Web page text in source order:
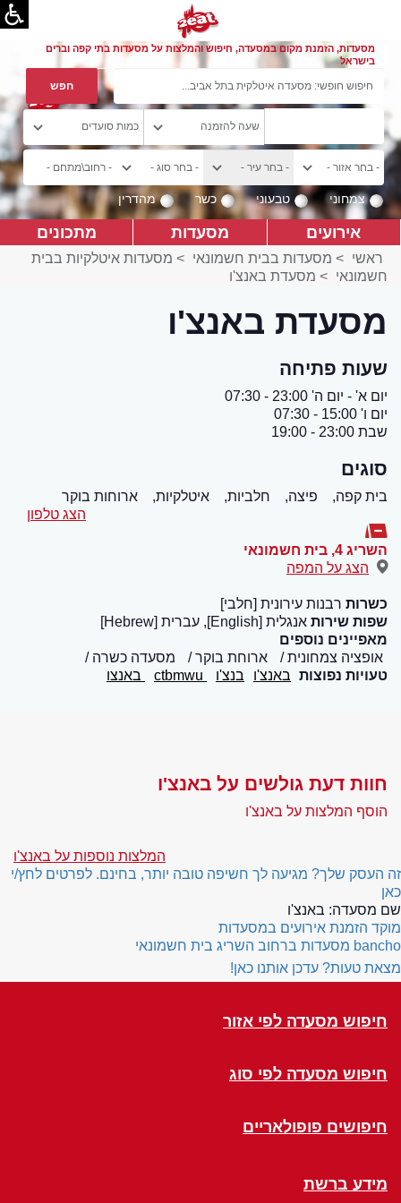
מסעדות, הזמנת מקום במסעדה, חיפוש והמלצות על מסעדות בתי קפה וברים
בישראל
צמחוני טבעוני כשר מהדרין
אירועים מסעדות מתכונים
ראשי > מסעדות בבית חשמונאי > מסעדות איטלקיות בבית
חשמונאי > מסעדת באנצ'ו
מסעדת באנצ'ו
שעות פתיחה
יום א' - יום ה' 23:00 - 07:30
יום ו' 15:00 - 07:30
שבת 23:00 - 19:00
סוגים
בית קפה, פיצה, חלביות, איטלקיות,
ארוחות בוקר
הצג טלפון
השריג 4 , בית חשמונאי
הצג על המפה
כשרות רבנות עירונית [חלבי]
שפות שירות אנגלית [English], עברית [Hebrew]
מאפיינים נוספים
אופציה צמחונית
ארוחת בוקר
מסעדה כשרה
טעויות נפוצות באנצ'ו בנצ'ו באנצו
חוות דעת גולשים על באנצ'ו
הוסף המלצות על באנצ'ו
המלצות נוספות על באנצ'ו
זה העסק שלך? מגיעה לך חשיפה טובה יותר, בחינם. לפרטים לחץ/י
כאן
שם מסעדה: באנצ'ו
מוקד הזמנת אירועים במסעדות
bancho מסעדות ברחוב השריג בית חשמונאי
מצאת טעות? עדכן אותנו כאן!
חיפוש מסעדה לפי אזור
חיפוש מסעדה לפי סוג
חיפושים פופולאריים
מידע ברשת